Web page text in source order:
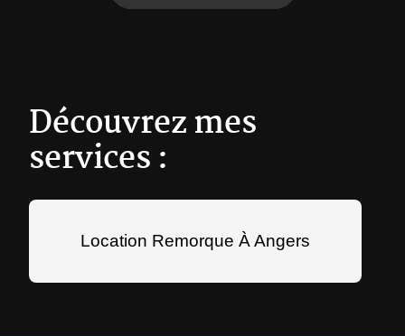
Découvrez mes
services :
Location Remorque À Angers